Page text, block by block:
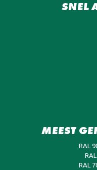
SNEL
MEEST
RAL
RAL